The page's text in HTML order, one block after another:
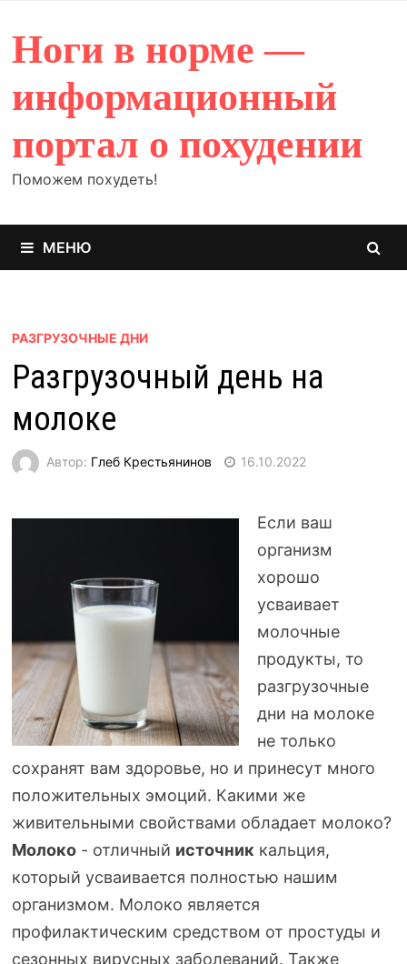
содержимому
Ноги в норме —
информационный
портал о похудении
Поможем похудеть!
МЕНЮ
РАЗГРУЗОЧНЫЕ ДНИ
Разгрузочный день на
молоке
Автор: Глеб Крестьянинов 16.10.2022
Если ваш
организм
хорошо
усваивает
молочные
продукты, то
разгрузочные
дни на молоке
не только
сохранят вам здоровье, но и принесут много
положительных эмоций. Какими же
живительными свойствами обладает молоко?
Молоко- отличный источниккальция,
который усваивается полностью нашим
организмом. Молоко является
профилактическим средством от простуды и
сезонных вирусных заболеваний. Также